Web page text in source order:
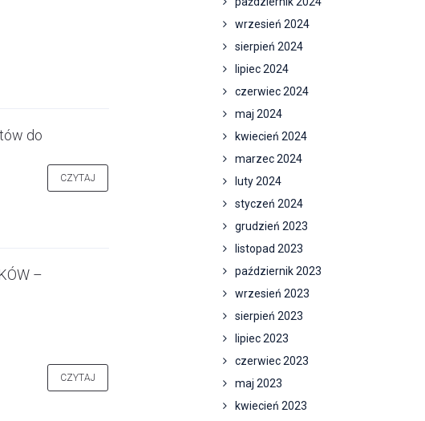
do
CZYTAJ
–
CZYTAJ
wrzesień 2024
sierpień 2024
lipiec 2024
czerwiec 2024
maj 2024
kwiecień 2024
marzec 2024
luty 2024
styczeń 2024
grudzień 2023
listopad 2023
październik 2023
wrzesień 2023
sierpień 2023
lipiec 2023
czerwiec 2023
maj 2023
kwiecień 2023